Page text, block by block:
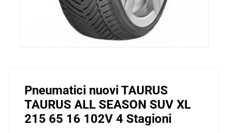
Pneumatici nuovi TAURUS
TAURUS ALL SEASON SUV XL
215 65 16 102V 4 Stagioni